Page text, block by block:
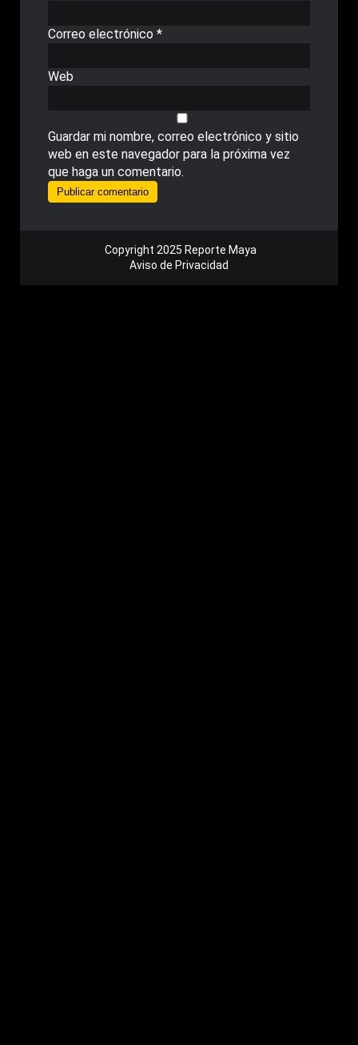
Correo electrónico *
Web
Guardar mi nombre, correo electrónico y sitio
web en este navegador para la próxima vez
que haga un comentario.
Copyright 2025 Reporte Maya
Aviso de Privacidad